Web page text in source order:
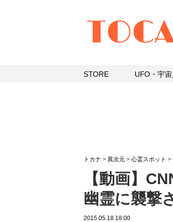
トカナ > 異次元 > 心霊スポット >
【動画】
幽霊に襲撃
2015.05.18 18:00
STORE UFO・宇宙